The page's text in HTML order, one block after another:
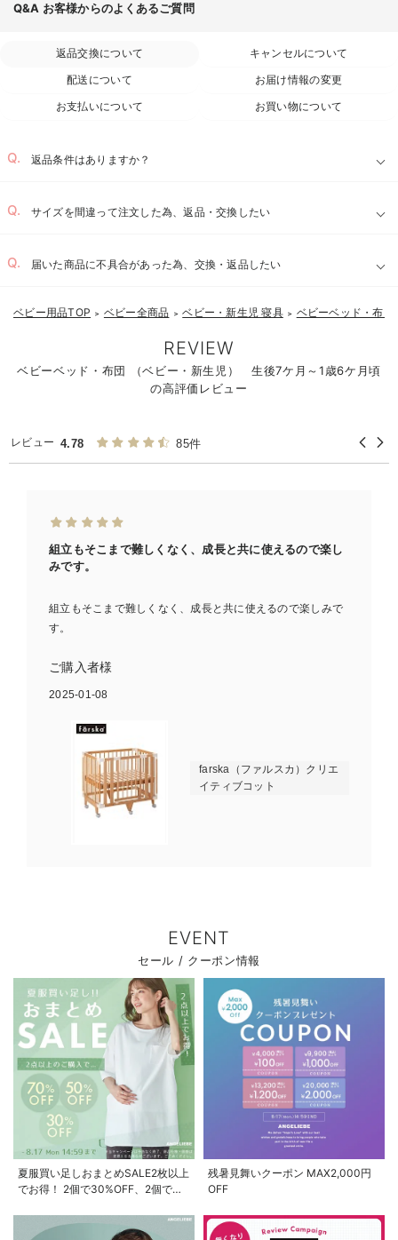
Q&A お客様からのよくあるご質問
返品交換について
キャンセルについて
配送について
お届け情報の変更
お支払いについて
お買い物について
返品条件はありますか？
サイズを間違って注文した為、返品・交換したい
届いた商品に不具合があった為、交換・返品したい
お気に入り商品を確認する
ベビー用品TOP ＞ ベビー全商品 ＞ ベビー・新生児 寝具 ＞ ベビーベッド・布
REVIEW
ベビーベッド・布団 （ベビー・新生児） 生後7ケ月～1歳6ケ月頃
の高評価レビュー
レビュー 4.78 85件
組立もそこまで難しくなく、成長と共に使えるので楽し
みです。
組立もそこまで難しくなく、成長と共に使えるので楽しみで
す。
ご購入者様
2025-01-08
farska（ファルスカ）クリエ
イティブコット
EVENT
セール / クーポン情報
夏服買い足しおまとめSALE2枚以上
でお得！ 2個で30%OFF、2個で
残暑見舞いクーポン MAX2,000円
OFF